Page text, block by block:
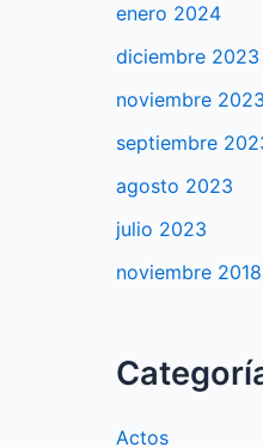
enero 2024
diciembre 2023
noviembre 2023
septiembre
agosto 2023
julio 2023
noviembre 2018
Actos